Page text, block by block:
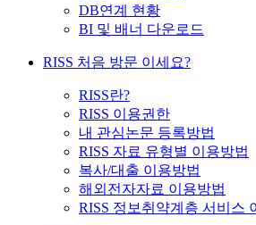
DB연계 현황
BI 및 배너 다운로드
RISS 처음 방문 이세요?
RISS란?
RISS 이용권한
내 관심논문 등록방법
RISS 자료 유형별 이용방법
복사/대출 이용방법
해외전자자료 이용방법
RISS 정보취약계층 서비스